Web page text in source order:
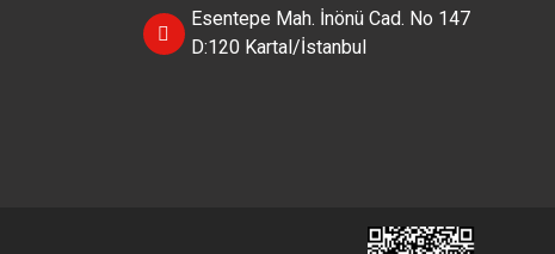
Esentepe Mah. İnönü Cad. No 147
D:120 Kartal/İstanbul